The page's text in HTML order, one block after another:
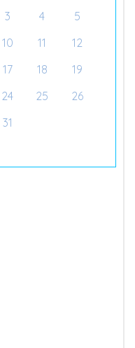
3 4
5
10 11
12
17 18
19
24 25
26
31